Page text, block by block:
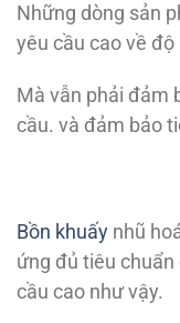
Những dòng sản
yêu cầu cao về
Mà vẫn phải đảm
cầu. và đảm bảo
Bồn khuấy nhũ
ứng đủ tiêu
cầu cao như vậy.